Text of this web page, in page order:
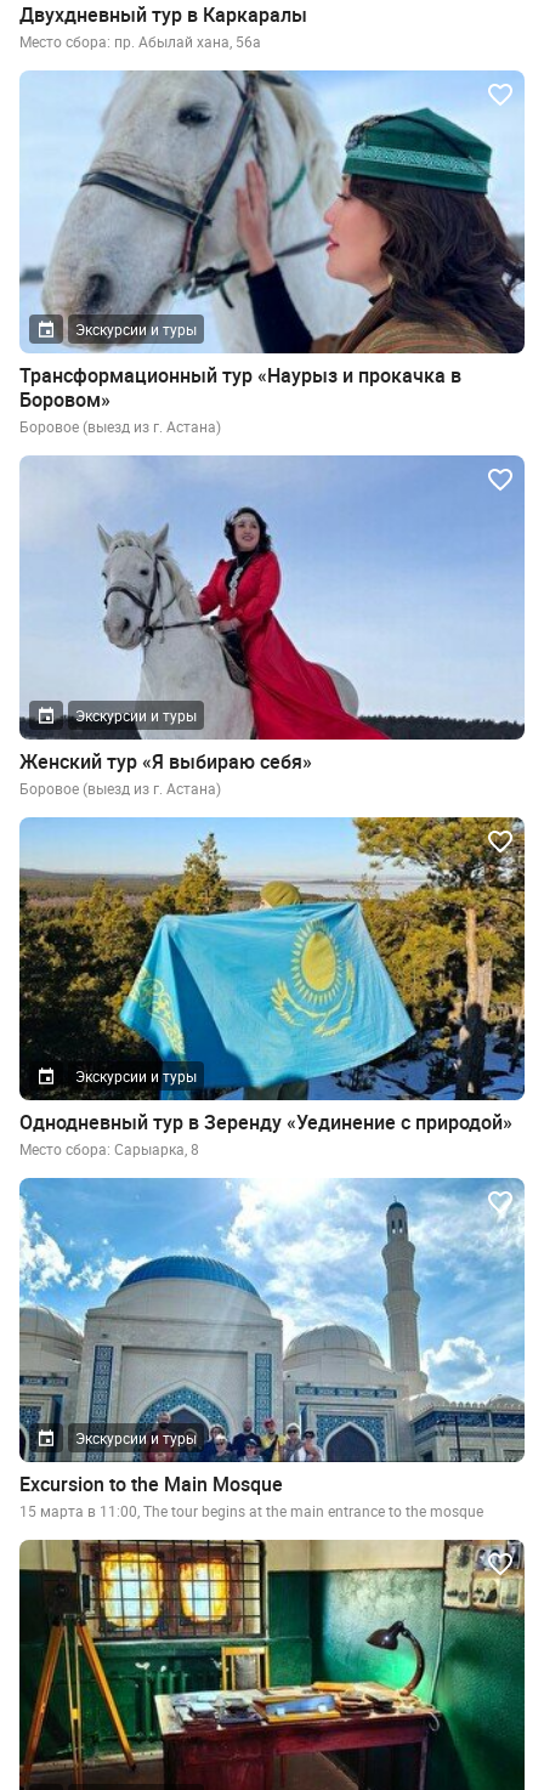
Двухдневный тур в Каркаралы
Место сбора: пр. Абылай хана, 56а
Экскурсии и туры
Трансформационный тур «Наурыз и прокачка в
Боровом»
Боровое (выезд из г. Астана)
Экскурсии и туры
Женский тур «Я выбираю себя»
Боровое (выезд из г. Астана)
Экскурсии и туры
Однодневный тур в Зеренду «Уединение с природой»
Место сбора: Сарыарка, 8
Экскурсии и туры
Excursion to the Main Mosque
15 марта в 11:00, The tour begins at the main entrance to the mosque